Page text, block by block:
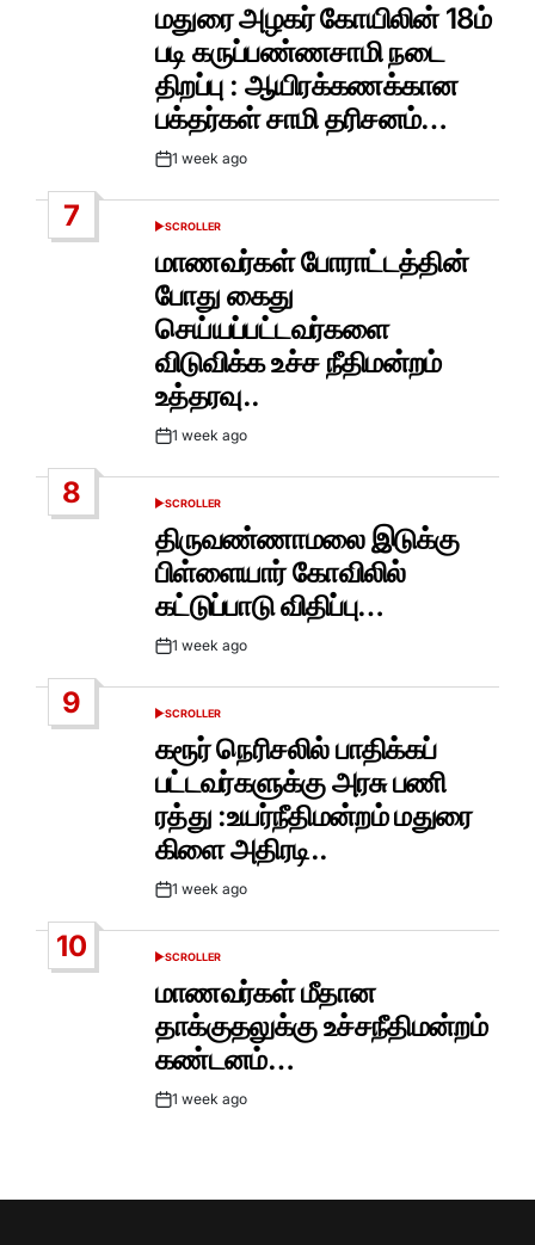
மதுரை அழகர் கோயிலின் 18ம்
படி கருப்பண்ணசாமி நடை
திறப்பு : ஆயிரக்கணக்கான
பக்தர்கள் சாமி தரிசனம்…
Post1 week ago
7
POSTED
SCROLLER
மாணவர்கள் போராட்டத்தின்
போது கைது
செய்யப்பட்டவர்களை
விடுவிக்க உச்ச நீதிமன்றம்
உத்தரவு..
Post1 week ago
8
POSTED
SCROLLER
திருவண்ணாமலை இடுக்கு
பிள்ளையார் கோவிலில்
கட்டுப்பாடு விதிப்பு…
Post1 week ago
9
POSTED
SCROLLER
கரூர் நெரிசலில் பாதிக்கப்
பட்டவர்களுக்கு அரசு பணி
ரத்து :உயர்நீதிமன்றம் மதுரை
கிளை அதிரடி..
Post1 week ago
10
POSTED
SCROLLER
மாணவர்கள் மீதான
தாக்குதலுக்கு உச்சநீதிமன்றம்
கண்டனம்…
Post1 week ago